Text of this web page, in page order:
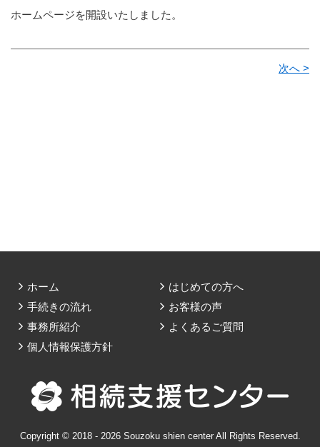
ホームページを開設いたしました。
次へ >
ホーム
はじめての方へ
手続きの流れ
お客様の声
事務所紹介
よくあるご質問
個人情報保護方針
Copyright © 2018 - 2026 Souzoku shien center All Rights Reserved.